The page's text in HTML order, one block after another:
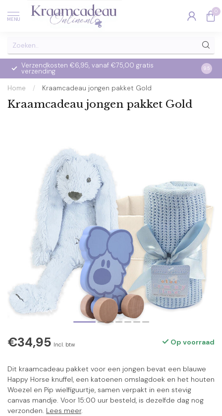
MENU
0
Verzendkosten €6,95, vanaf €75,00 gratis
verzending
Op
9.5
Home / Kraamcadeau jongen pakket Gold
Kraamcadeau jongen pakket Gold
€34,95 Incl. btw Op voorraad
Dit kraamcadeau pakket voor een jongen bevat een blauwe
Happy Horse knuffel, een katoenen omslagdoek en het houten
Woezel en Pip wielfiguurtje, samen verpakt in een stevig
canvas mandje. Voor 15:00 uur besteld, is dezelfde dag nog
verzonden. Lees meer.